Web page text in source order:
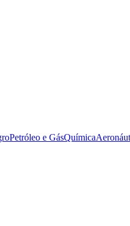
Petróleo e GásQuímica